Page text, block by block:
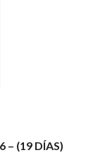
– (19 DÍAS)